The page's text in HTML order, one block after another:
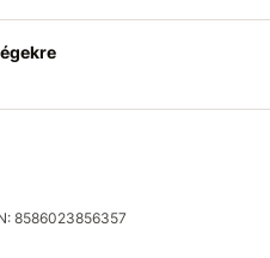
8586023856357